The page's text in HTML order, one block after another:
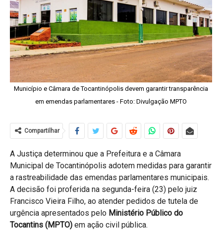
Município e Câmara de Tocantinópolis devem garantir transparência
em emendas parlamentares - Foto: Divulgação MPTO
Compartilhar
A Justiça determinou que a Prefeitura e a Câmara
Municipal de Tocantinópolis adotem medidas para garantir
a rastreabilidade das emendas parlamentares municipais.
A decisão foi proferida na segunda-feira (23) pelo juiz
Francisco Vieira Filho, ao atender pedidos de tutela de
urgência apresentados pelo Ministério Público do
Tocantins (MPTO) em ação civil pública.